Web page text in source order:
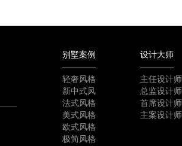
别墅案例
轻奢风格
新中式风
法式风格
美式风格
欧式风格
极简风格
设计大师
主任设计师
总监设计师
首席设计师
主案设计师